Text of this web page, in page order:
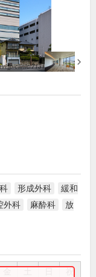
形成外科
緩和
外科 麻酔科
放
祝